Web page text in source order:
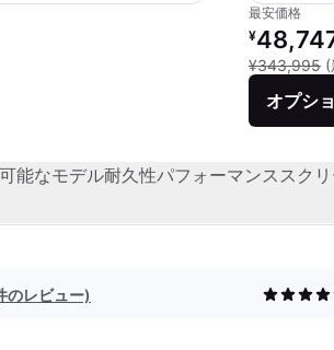
最安価格
リファービ
¥
¥343,995
オプシ
能なモデル耐久性パフォーマンススク
のレビュー)